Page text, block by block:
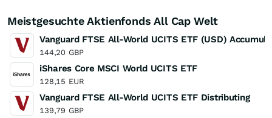
Meistgesuchte Aktienfonds All Cap Welt
Vanguard FTSE All-World UCITS ETF (USD)
144,20 GBP
iShares Core MSCI World UCITS ETF
128,15 EUR
Vanguard FTSE All-World UCITS ETF Distributing
139,79 GBP